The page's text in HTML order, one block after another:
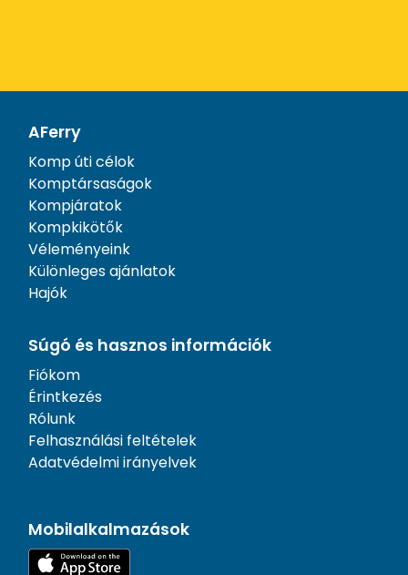
AFerry
Komp úti célok
Komptársaságok
Kompjáratok
Kompkikötők
Véleményeink
Különleges ajánlatok
Hajók
Súgó és hasznos információk
Fiókom
Érintkezés
Rólunk
Felhasználási feltételek
Adatvédelmi irányelvek
Mobilalkalmazások